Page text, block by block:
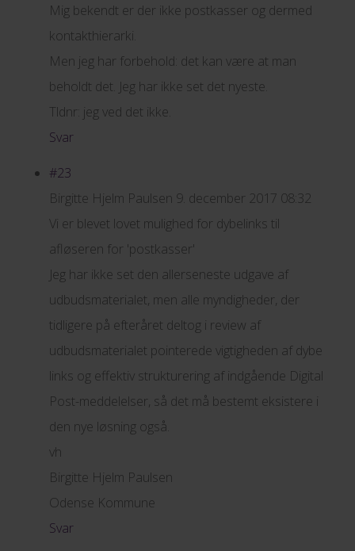
Mig bekendt er der ikke postkasser og dermed
kontakthierarki.
Men jeg har forbehold: det kan være at man
beholdt det. Jeg har ikke set det nyeste.
Tldnr: jeg ved det ikke.
Svar
#23
Birgitte Hjelm Paulsen 9. december 2017 08:32
Vi er blevet lovet mulighed for dybelinks til
afløseren for 'postkasser'
Jeg har ikke set den allerseneste udgave af
udbudsmaterialet, men alle myndigheder, der
tidligere på efteråret deltog i review af
udbudsmaterialet pointerede vigtigheden af dybe
links og effektiv strukturering af indgående Digital
Post-meddelelser, så det må bestemt eksistere i
den nye løsning også.
vh
Birgitte Hjelm Paulsen
Odense Kommune
Svar